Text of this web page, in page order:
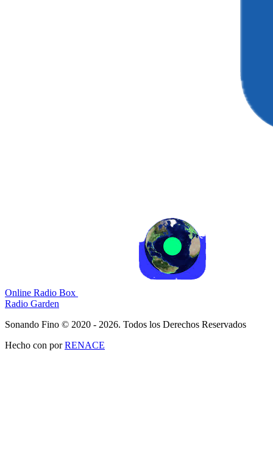
Online Radio Box
Radio Garden
Sonando Fino © 2020 - 2026. Todos los Derechos Reservados
Hecho con porRENACE